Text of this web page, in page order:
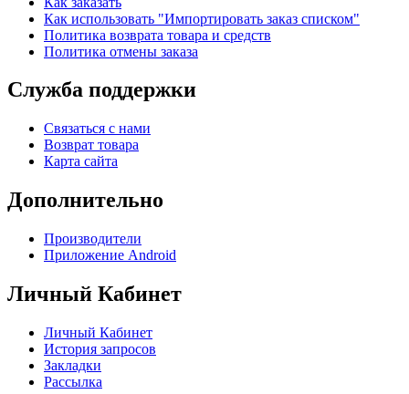
Как использовать "Импортировать заказ списком"
Политика возврата товара и средств
Политика отмены заказа
Служба поддержки
Связаться с нами
Возврат товара
Карта сайта
Дополнительно
Производители
Приложение Android
Личный Кабинет
Личный Кабинет
История запросов
Закладки
Рассылка